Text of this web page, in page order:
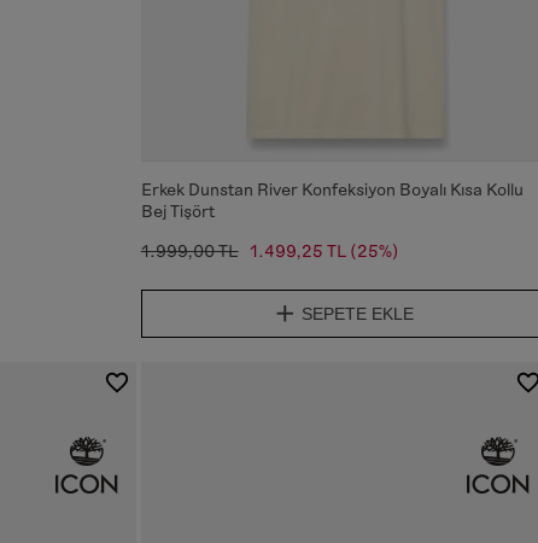
Erkek Dunstan River Konfeksiyon Boyalı Kısa Kollu
Bej Tişört
1.999,00 TL 1.499,25 TL (25%)
SEPETE EKLE